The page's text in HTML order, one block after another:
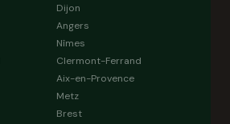
Dijon
Angers
Nîmes
Clermont-Ferrand
Aix-en-Provence
Metz
Brest